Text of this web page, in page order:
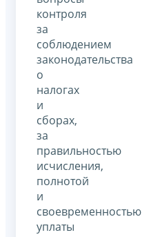
контроля
за
соблюдением
законодательства
о
налогах
и
сборах,
за
правильностью
исчисления,
полнотой
и
своевременностью
уплаты